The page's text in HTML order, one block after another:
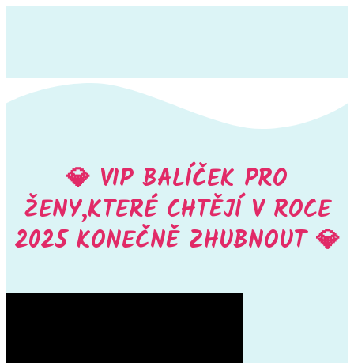
💎 VIP BALÍČEK PRO
ŽENY,KTERÉ CHTĚJÍ V ROCE
2025 KONEČNĚ ZHUBNOUT 💎